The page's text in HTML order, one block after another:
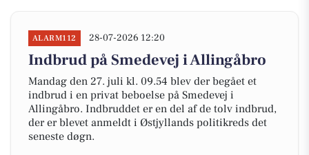
ALARM112 28-07-2026 12:20
Indbrud på Smedevej i Allingåbro
Mandag den 27. juli kl. 09.54 blev der begået et
indbrud i en privat beboelse på Smedevej i
Allingåbro. Indbruddet er en del af de tolv indbrud,
der er blevet anmeldt i Østjyllands politikreds det
seneste døgn.